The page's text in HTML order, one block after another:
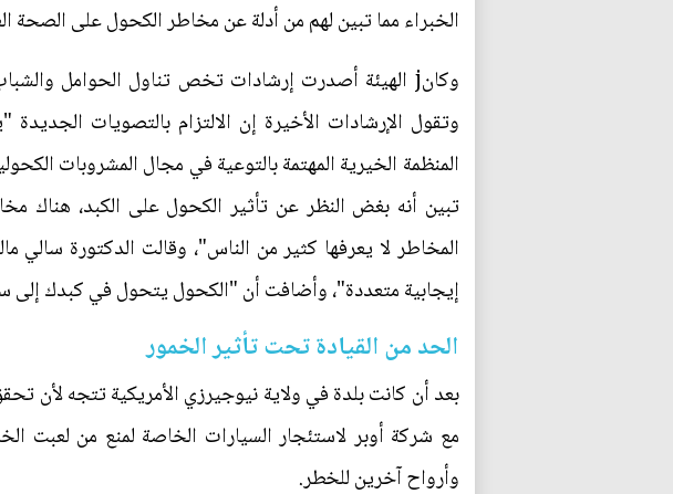
الخبراء مما تبين لهم من أدلة عن مخاطر الكحول على الصحة
وتقول الإرشادات الأخيرة إن الالتزام بالتصويات
المنظمة الخيرية المهتمة بالتوعية في مجال المشروبات
تبين أنه بغض النظر عن تأثير الكحول على الكبد،
المخاطر لا يعرفها كثير من الناس"، وقالت الدكتورة سالي
إيجابية متعددة"، وأضافت أن "الكحول يتحول في كبدك
الحد من القيادة تحت تأثير الخمور
بعد أن كانت بلدة في ولاية نيوجيرزي الأمريكية تتجه لأن
مع شركة أوبر لاستئجار السيارات الخاصة لمنع من لعبت
وأرواح آخرين للخطر.